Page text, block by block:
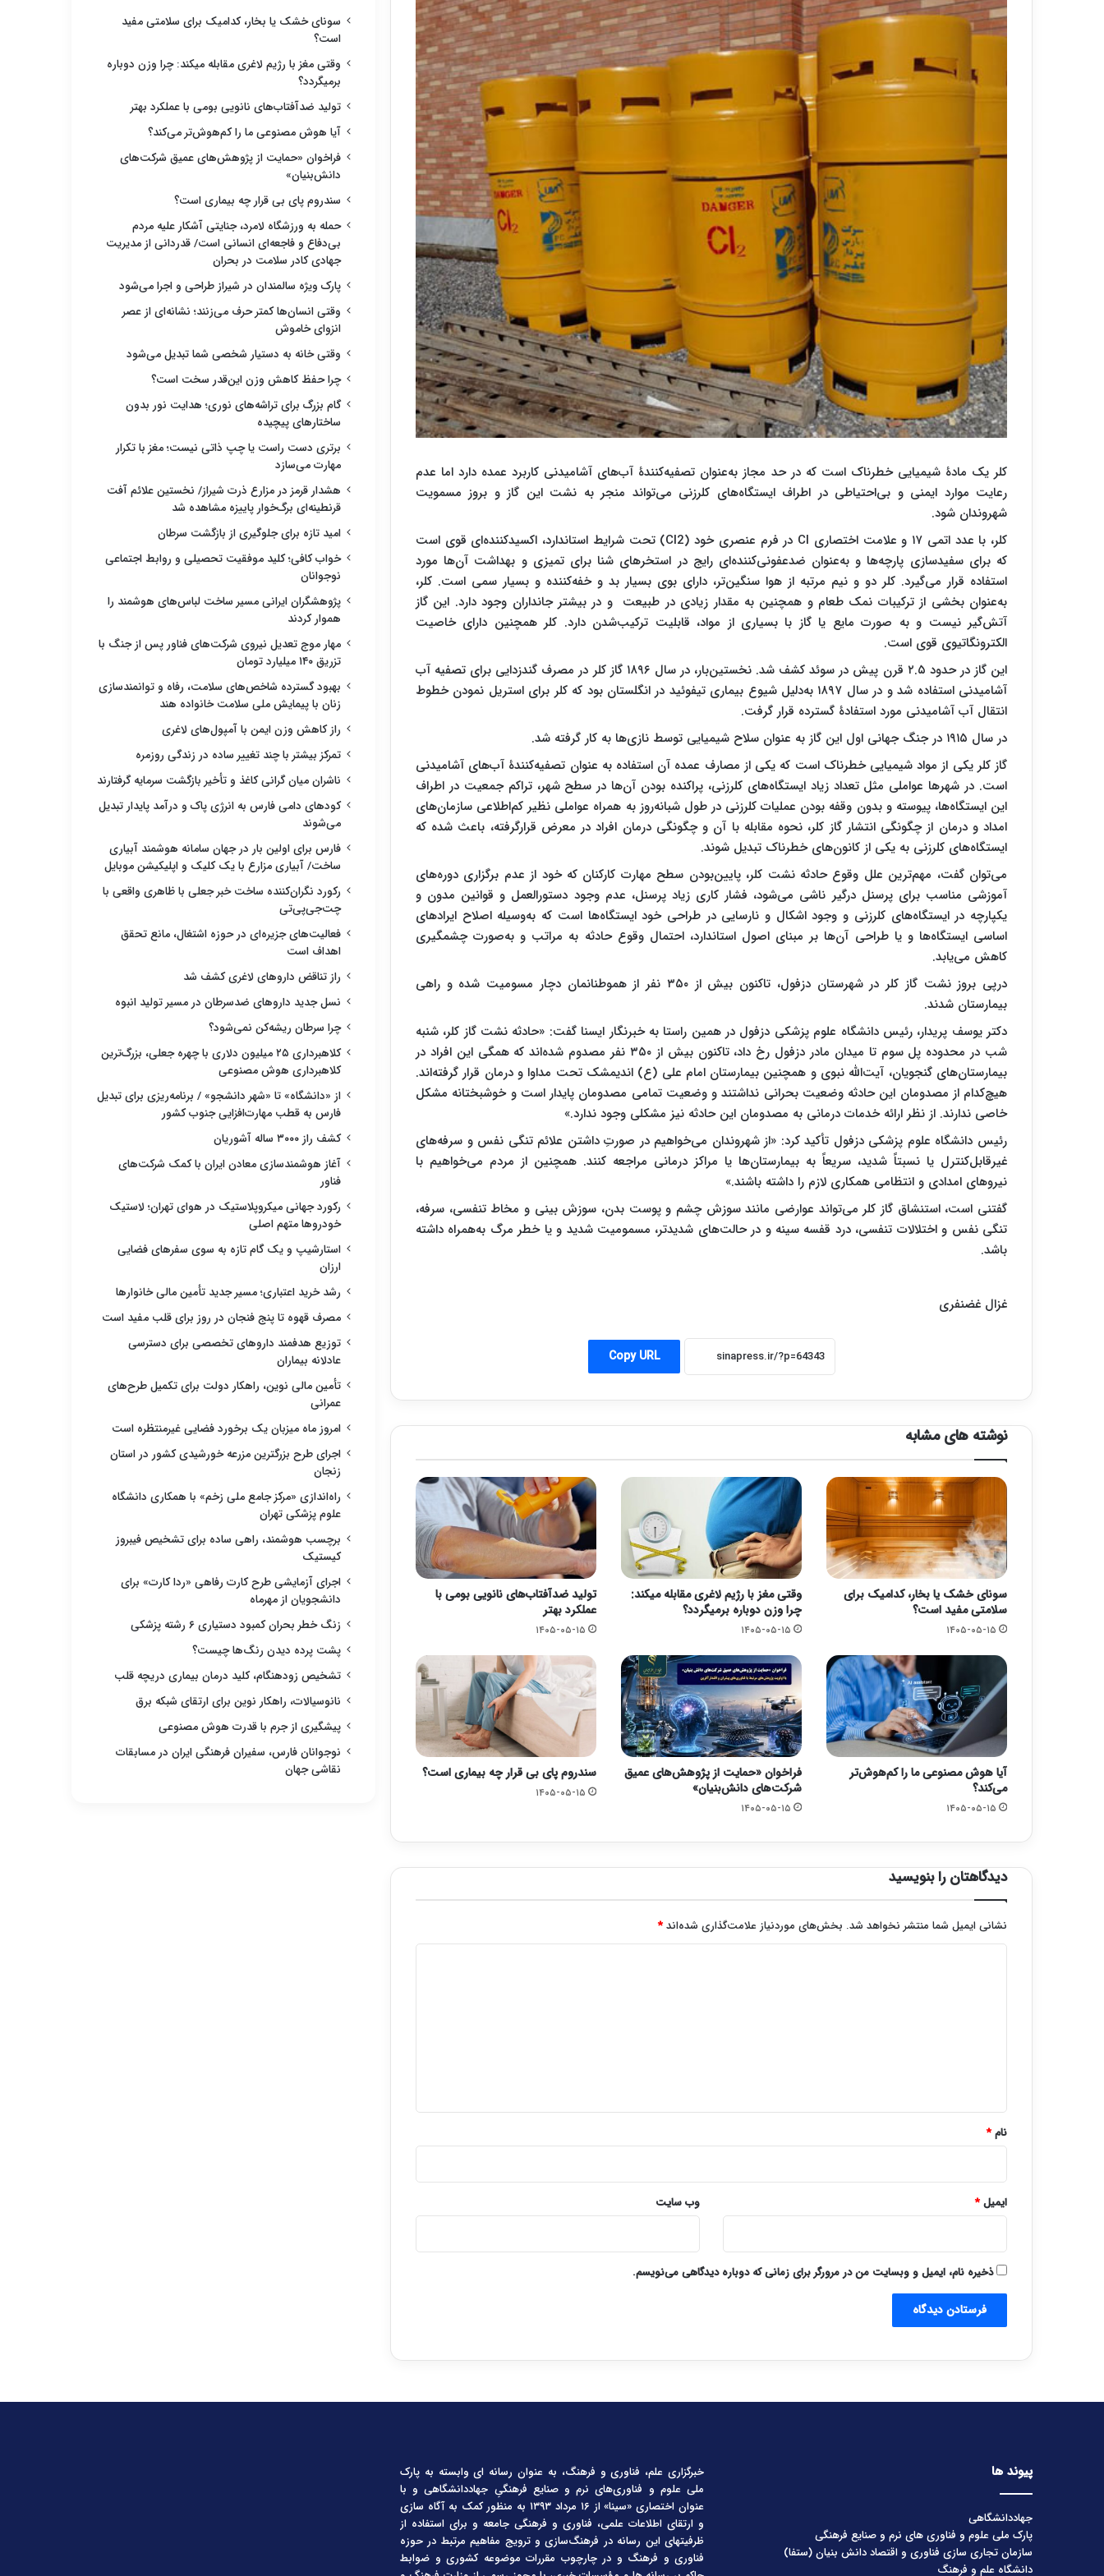
کلر یک مادۀ شیمیایی خطرناک است که در حد مجاز به‌عنوان تصفیه‌کنندۀ آب‌های آشامیدنی کاربرد عمده دارد اما عدم
رعایت موارد ایمنی و بی‌احتیاطی در اطراف ایستگاه‌های کلرزنی می‌تواند منجر به نشت این گاز و بروز مسمویت
شهروندان شود.
کلر، با عدد اتمی ۱۷ و علامت اختصاری
CI در فرم عنصری خود(Cl2)تحت شرایط استاندارد، اکسیدکننده‌ای قوی است
که برای سفیدسازی پارچه‌ها و به‌عنوان ضدعفونی‌کننده‌ای رایج در استخرهای شنا برای تمیزی و بهداشت آن‌ها مورد
استفاده قرار می‌گیرد. کلر دو و نیم مرتبه از هوا سنگین‌تر، دارای بوی بسیار بد و خفه‌کننده و بسیار سمی است. کلر،
به‌‌عنوان بخشی از ترکیبات نمک طعام و همچنین به مقدار زیادی در طبیعت و در بیشتر جانداران وجود دارد. این گاز
آتش‌گیر نیست و به صورت مایع یا گاز با بسیاری از مواد، قابلیت ترکیب‌شدن دارد. کلر همچنین دارای خاصیت
الکترونگاتیوی قوی است.
این گاز در حدود ۲.۵ قرن پیش در سوئد کشف شد. نخستین‌بار، در سال ۱۸۹۶ گاز کلر در مصرف گندزدایی برای تصفیه آب
آشامیدنی استفاده شد و در سال ۱۸۹۷ به‌دلیل شیوع بیماری تیفوئید در انگلستان بود که کلر برای استریل نمودن خطوط
انتقال آب آشامیدنی مورد استفادۀ گسترده قرار گرفت.
در سال ۱۹۱۵ در جنگ جهانی اول این گاز به عنوان سلاح شیمیایی توسط نازی‌ها به کار گرفته شد.
گاز کلر یکی از مواد شیمیایی خطرناک است که یکی از مصارف عمده آن استفاده به عنوان تصفیه‌کنندۀ آب‌های آشامیدنی
است. در شهرها عواملی مثل تعداد زیاد ایستگاه‌های کلرزنی، پراکنده بودن آن‌ها در سطح شهر، تراکم جمعیت در اطراف
این ایستگاه‌ها، پیوسته و بدون وقفه بودن عملیات کلرزنی در طول شبانه‌روز به همراه عواملی نظیر کم‌اطلاعی سازمان‌های
امداد و درمان از چگونگی انتشار گاز کلر، نحوه مقابله با آن و چگونگی درمان افراد در معرض قرارگرفته، باعث شده که
ایستگاه‌های کلرزنی به یکی از کانون‌های خطرناک تبدیل شوند.
می‌توان گفت، مهم‌ترین علل وقوع حادثه نشت کلر، پایین‌بودن سطح مهارت کارکنان که خود از عدم برگزاری دوره‌های
آموزشی مناسب برای پرسنل درگیر ناشی می‌شود، فشار کاری زیاد پرسنل، عدم وجود دستورالعمل و قوانین مدون و
یکپارچه در ایستگاه‌های کلرزنی و وجود اشکال و نارسایی در طراحی خود ایستگاه‌ها است که به‌وسیله اصلاح ایرادهای
اساسی ایستگاه‌ها و یا طراحی آن‌ها بر مبنای اصول استاندارد، احتمال وقوع حادثه به مراتب و به‌صورت چشمگیری
کاهش می‌یابد.
درپی بروز نشت گاز کلر در شهرستان دزفول، تاکنون بیش از ۳۵۰ نفر از هموطنانمان دچار مسومیت شده و راهی
بیمارستان شدند.
دکتر یوسف پریدار، رئیس دانشگاه علوم پزشکی دزفول در همین راستا به خبرنگار ایسنا گفت: «حادثه نشت گاز کلر، شنبه
شب در محدوده پل سوم تا میدان مادر دزفول رخ داد، تاکنون بیش از ۳۵۰ نفر مصدوم شده‌اند که همگی این افراد در
بیمارستان‌های گنجویان، آیت‌الله نبوی و همچنین بیمارستان امام علی (ع) اندیمشک تحت مداوا و درمان قرار گرفته‌اند.
هیچ‌کدام از مصدومان این حادثه وضعیت بحرانی نداشتند و وضعیت تمامی مصدومان پایدار است و خوشبختانه مشکل
خاصی ندارند. از نظر ارائه خدمات درمانی به مصدومان این حادثه نیز مشکلی وجود ندارد.»
رئیس دانشگاه علوم پزشکی دزفول تأکید کرد: «از شهروندان می‌خواهیم در صورتِ داشتن علائم تنگی نفس و سرفه‌های
غیرقابل‌کنترل یا نسبتاً شدید، سریعاً به بیمارستان‌ها یا مراکز درمانی مراجعه کنند. همچنین از مردم می‌خواهیم با
نیروهای امدادی و انتظامی همکاری لازم را داشته باشند.»
گفتنی است، استنشاق گاز کلر می‌تواند عوارضی مانند سوزش چشم و پوست بدن، سوزش بینی و مخاط تنفسی، سرفه،
تنگی نفس و اختلالات تنفسی، درد قفسه سینه و در حالت‌های شدیدتر، مسمومیت شدید و یا خطر مرگ به‌همراه داشته
باشد.
غزال غضنفری
Copy URL
نوشته های مشابه
سونای خشک یا بخار، کدامیک برای
سلامتی مفید است؟
۱۴۰۵-۰۵-۱۵
وقتی مغز با رژیم لاغری مقابله میکند:
چرا وزن دوباره برمیگردد؟
۱۴۰۵-۰۵-۱۵
تولید ضدآفتاب‌های نانویی بومی با
عملکرد بهتر
۱۴۰۵-۰۵-۱۵
آیا هوش مصنوعی ما را کم‌هوش‌تر
می‌کند؟
۱۴۰۵-۰۵-۱۵
فراخوان «حمایت از پژوهش‌های عمیق
شرکت‌های دانش‌بنیان»
۱۴۰۵-۰۵-۱۵
سندروم پای بی قرار چه بیماری است؟
۱۴۰۵-۰۵-۱۵
دیدگاهتان را بنویسید
نشانی ایمیل شما منتشر نخواهد شد. بخش‌های موردنیاز علامت‌گذاری شده‌اند*
نام*
ایمیل* وب‌ سایت
ذخیره نام، ایمیل و وبسایت من در مرورگر برای زمانی که دوباره دیدگاهی می‌نویسم.
سونای خشک یا بخار، کدامیک برای سلامتی مفید
است؟
وقتی مغز با رژیم لاغری مقابله میکند: چرا وزن دوباره
برمیگردد؟
تولید ضدآفتاب‌های نانویی بومی با عملکرد بهتر
آیا هوش مصنوعی ما را کم‌هوش‌تر می‌کند؟
فراخوان «حمایت از پژوهش‌های عمیق شرکت‌های
دانش‌بنیان»
سندروم پای بی قرار چه بیماری است؟
حمله به ورزشگاه لامرد، جنایتی آشکار علیه مردم
بی‌دفاع و فاجعه‌ای انسانی است/ قدردانی از مدیریت
جهادی کادر سلامت در بحران
پارک ویژه سالمندان در شیراز طراحی و اجرا می‌شود
وقتی انسان‌ها کمتر حرف می‌زنند؛ نشانه‌ای از عصر
انزوای خاموش
وقتی خانه به دستیار شخصی شما تبدیل می‌شود
چرا حفظ کاهش وزن این‌قدر سخت است؟
گام بزرگ برای تراشه‌های نوری؛ هدایت نور بدون
ساختارهای پیچیده
برتری دست راست یا چپ ذاتی نیست؛ مغز با تکرار
مهارت می‌سازد
هشدار قرمز در مزارع ذرت شیراز/ نخستین علائم آفت
قرنطینه‌ای برگ‌خوار پاییزه مشاهده شد
امید تازه برای جلوگیری از بازگشت سرطان
خواب کافی؛ کلید موفقیت تحصیلی و روابط اجتماعی
نوجوانان
پژوهشگران ایرانی مسیر ساخت لباس‌های هوشمند را
هموار کردند
مهار موج تعدیل نیروی شرکت‌های فناور پس از جنگ با
تزریق ۱۴۰ میلیارد تومان
بهبود گسترده شاخص‌های سلامت، رفاه و توانمندسازی
زنان با پیمایش ملی سلامت خانواده هند
راز کاهش وزن ایمن با آمپول‌های لاغری
تمرکز بیشتر با چند تغییر ساده در زندگی روزمره
ناشران میان گرانی کاغذ و تأخیر بازگشت سرمایه گرفتارند
کودهای دامی فارس به انرژی پاک و درآمد پایدار تبدیل
می‌شوند
فارس برای اولین بار در جهان سامانه هوشمند آبیاری
ساخت/ آبیاری مزارع با یک کلیک و اپلیکیشن موبایل
رکورد نگران‌کننده ساخت خبر جعلی با ظاهری واقعی با
چت‌جی‌پی‌تی
فعالیت‌های جزیره‌ای در حوزه اشتغال، مانع تحقق
اهداف است
راز تناقض داروهای لاغری کشف شد
نسل جدید داروهای ضدسرطان در مسیر تولید انبوه
چرا سرطان ریشه‌کن نمی‌شود؟
کلاهبرداری ۲۵ میلیون دلاری با چهره جعلی، بزرگ‌ترین
کلاهبرداری هوش مصنوعی
از «دانشگاه» تا «شهر دانشجو» / برنامه‌ریزی برای تبدیل
فارس به قطب مهارت‌افزایی جنوب کشور
کشف راز ۳۰۰۰ ساله آشوریان
آغاز هوشمندسازی معادن ایران با کمک شرکت‌های
فناور
رکورد جهانی میکروپلاستیک در هوای تهران؛ لاستیک
خودروها متهم اصلی
استارشیپ و یک گام تازه به سوی سفرهای فضایی
ارزان
رشد خرید اعتباری؛ مسیر جدید تأمین مالی خانوارها
مصرف قهوه تا پنج فنجان در روز برای قلب مفید است
توزیع هدفمند داروهای تخصصی برای دسترسی
عادلانه بیماران
تأمین مالی نوین، راهکار دولت برای تکمیل طرح‌های
عمرانی
امروز ماه میزبان یک برخورد فضایی غیرمنتظره است
اجرای طرح بزرگترین مزرعه خورشیدی کشور در استان
زنجان
راه‌اندازی «مرکز جامع ملی زخم» با همکاری دانشگاه
علوم پزشکی تهران
برچسب هوشمند، راهی ساده برای تشخیص فیبروز
کیستیک
اجرای آزمایشی طرح کارت رفاهی «ردا کارت» برای
دانشجویان از مهرماه
زنگ خطر بحران کمبود دستیاری ۶ رشته پزشکی
پشت پرده دیدن رنگ‌ها چیست؟
تشخیص زودهنگام، کلید درمان بیماری دریچه قلب
نانوسیالات، راهکار نوین برای ارتقای شبکه برق
پیشگیری از جرم با قدرت هوش مصنوعی
نوجوانان فارس، سفیران فرهنگی ایران در مسابقات
نقاشی جهان
پیوند ها
جهاددانشگاهی
پارک ملی علوم و فناوری های نرم و صنایع فرهنگی
سازمان تجاری سازی فناوری و اقتصاد دانش بنیان (ستفا)
دانشگاه علم و فرهنگ
خبرگزاری علم، فناوری و فرهنگ، به عنوان رسانه ای وابسته به پارک
ملی علوم و فناوری‌های نرم و صنایع فرهنگیِ جهاددانشگاهی و با
عنوان اختصاری «سینا» از ۱۶ مرداد ۱۳۹۳ به منظور کمک به آگاه سازی
و ارتقای اطلاعات علمی، فناوری و فرهنگی جامعه و برای استفاده از
ظرفیتهای این رسانه در فرهنگ‌سازی و ترویج مفاهیم مرتبط در حوزه
فناوری و فرهنگ و در چارچوب مقررات موضوعه کشوری و ضوابط